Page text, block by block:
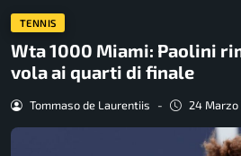
TENNIS
Wta 1000 Miami: Paolini
vola ai quarti di finale
Tommaso de Laurentiis - 24 Marzo